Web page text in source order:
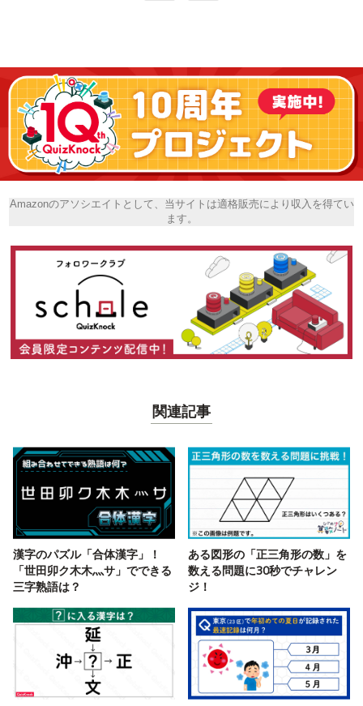
Amazonのアソシエイトとして、当サイトは適格販売により収入を得てい
ます。
関連記事
漢字のパズル「合体漢字」！
「世田卯ク木木灬サ」でできる
三字熟語は？
ある図形の「正三角形の数」を
数える問題に30秒でチャレン
ジ！